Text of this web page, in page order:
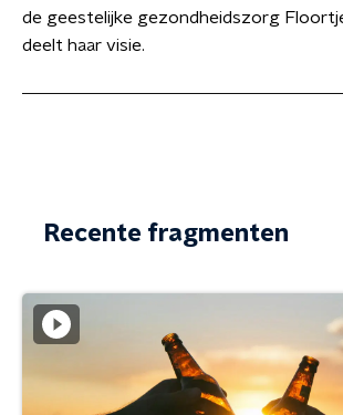
de geestelijke gezondheidszorg
deelt haar visie.
Recente fragmenten